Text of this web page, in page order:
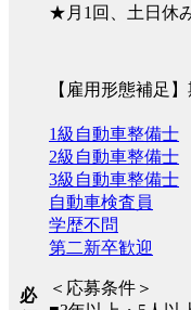
★月1回、土日休
【雇用形態補足
必
1級自動車整備士
2級自動車整備士
3級自動車整備士
自動車検査員
学歴不問
第二新卒歓迎
＜応募条件＞